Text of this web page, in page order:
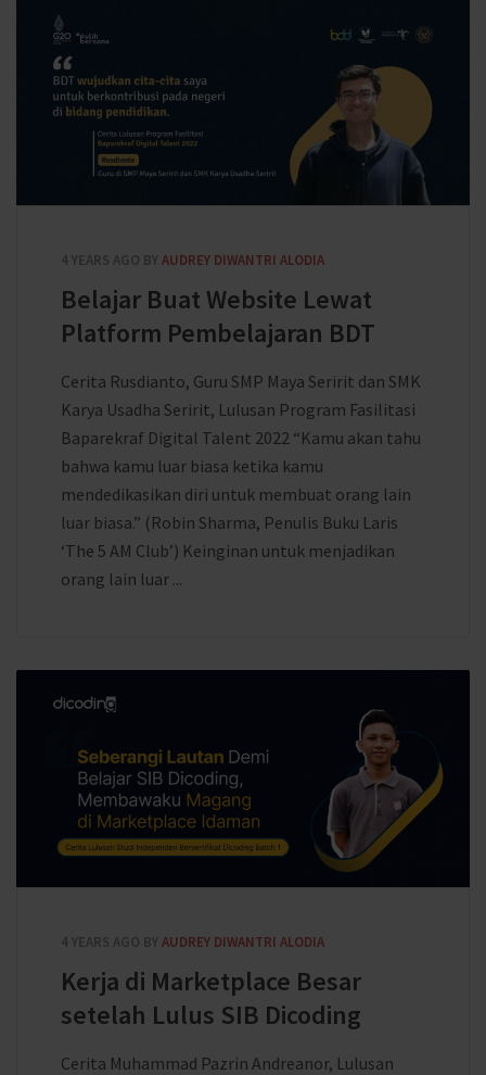
4 YEARS AGO BY AUDREY DIWANTRI ALODIA
Belajar Buat Website Lewat
Platform Pembelajaran BDT
Cerita Rusdianto, Guru SMP Maya Seririt dan SMK
Karya Usadha Seririt, Lulusan Program Fasilitasi
Baparekraf Digital Talent 2022 “Kamu akan tahu
bahwa kamu luar biasa ketika kamu
mendedikasikan diri untuk membuat orang lain
luar biasa.” (Robin Sharma, Penulis Buku Laris
‘The 5 AM Club’) Keinginan untuk menjadikan
orang lain luar ...
4 YEARS AGO BY AUDREY DIWANTRI ALODIA
Kerja di Marketplace Besar
setelah Lulus SIB Dicoding
Cerita Muhammad Pazrin Andreanor, Lulusan